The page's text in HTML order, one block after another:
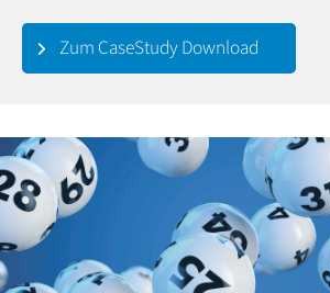
Zum CaseStudy Download